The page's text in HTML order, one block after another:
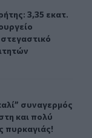
από το
3,35 εκατ.
3,35 εκατ.
στεγαστικό
Κρήτη - Ζέστη
συναγερμός
συναγερμός
και πολύ
πυρκαγιάς!